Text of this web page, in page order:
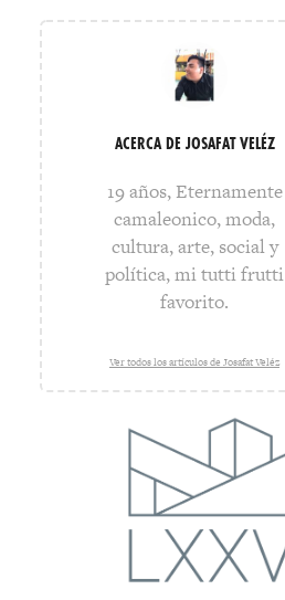
ACERCA DE JOSAFAT VELÉZ
19 años, Eternamente
camaleonico, moda,
cultura, arte, social y
política, mi tutti frutti
favorito.
Ver todos los artículos de Josafat Veléz